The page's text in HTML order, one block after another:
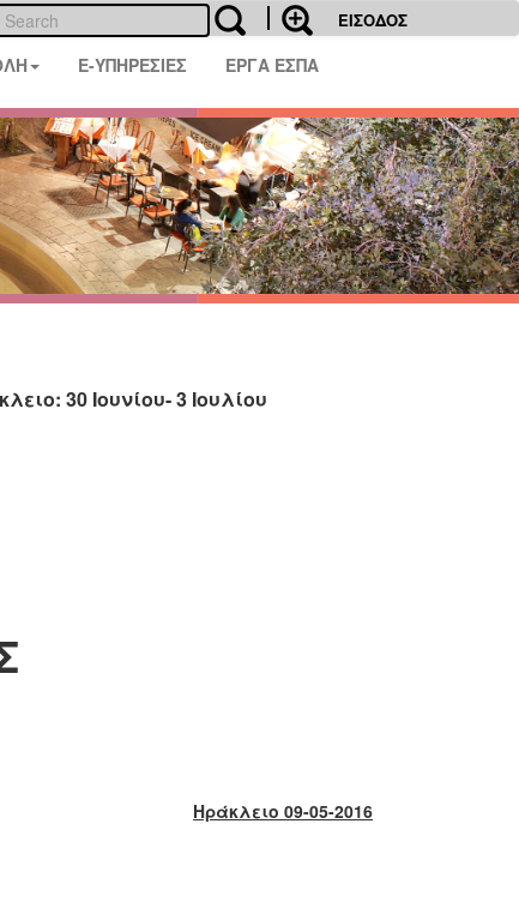
ΕΙΣΟΔΟΣ
E-ΥΠΗΡΕΣΙΕΣ ΕΡΓΑ ΕΣΠΑ
30 Ιουνίου- 3 Ιουλίου
Ηράκλειο 09-05-2016